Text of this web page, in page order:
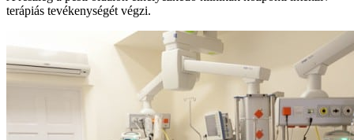
terápiás tevékenységét végzi.